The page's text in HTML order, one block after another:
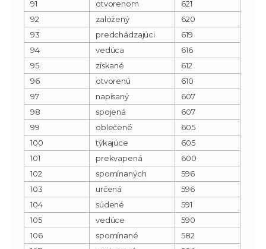
91 otvorenom
621
92
založený
620
93
predchádzajúci
619
94
vedúca
616
95
získané
612
96
otvorenú
610
97
napísaný
607
98
spojená
607
99
oblečené
605
100
týkajúce
605
101
prekvapená
600
102
spomínaných
596
103
určená
596
104
súdené
591
105
vedúce
590
106
spomínané
582